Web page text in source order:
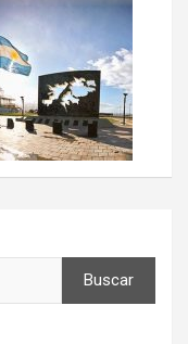
Buscar